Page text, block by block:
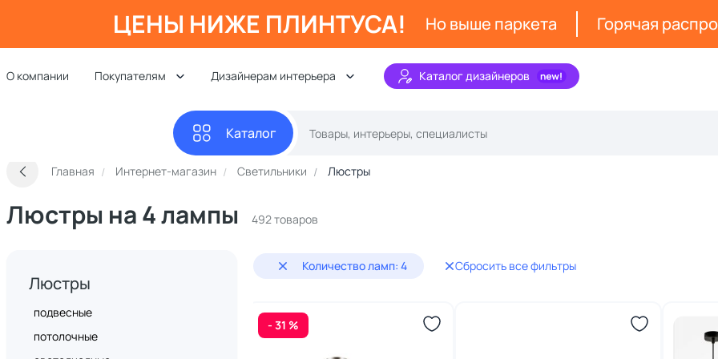
ЦЕНЫ НИЖЕ ПЛИНТУСА! Но выше паркета Горячая
О компании Покупателям Дизайнерам интерьера Каталог дизайнеров
Каталог
Главная Интернет-магазин Светильники Люстры
Люстры на 4 лампы 492 товаров
Люстры
подвесные
потолочные
Количество ламп: 4 Сбросить все фильтры
- 31 %